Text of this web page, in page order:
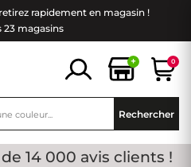
rapidement en magasin !
23 magasins
+ 0
Rechercher
de 14 000 avis clients !